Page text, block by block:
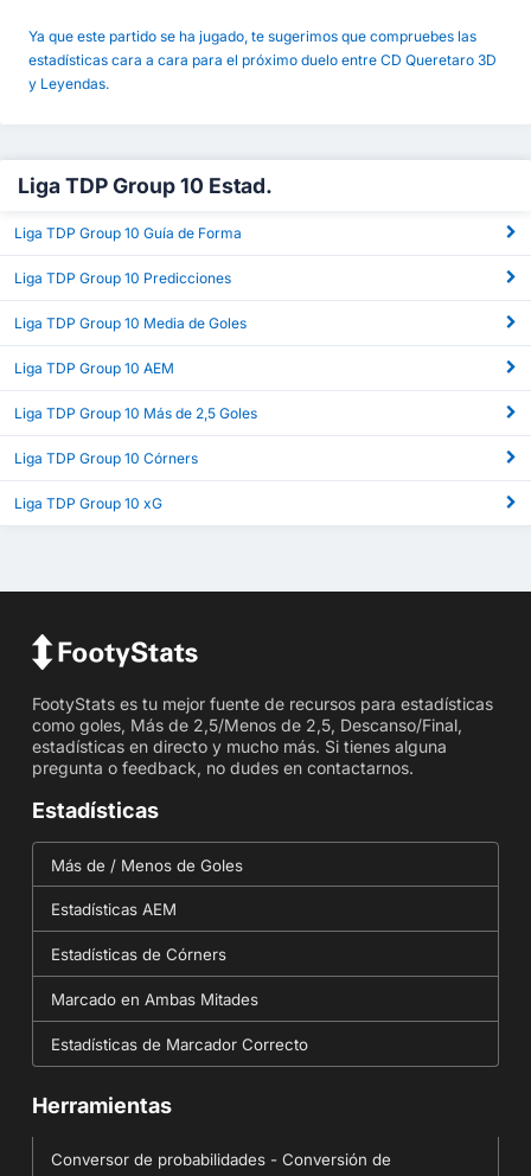
Ya que este partido se ha jugado, te sugerimos que compruebes las
estadísticas cara a cara para el próximo duelo entre CD Queretaro 3D
y Leyendas.
Liga TDP Group 10 Estad.
Liga TDP Group 10 Guía de Forma
Liga TDP Group 10 Predicciones
Liga TDP Group 10 Media de Goles
Liga TDP Group 10 AEM
Liga TDP Group 10 Más de 2,5 Goles
Liga TDP Group 10 Córners
Liga TDP Group 10 xG
FootyStats es tu mejor fuente de recursos para estadísticas
como goles, Más de 2,5/Menos de 2,5, Descanso/Final,
estadísticas en directo y mucho más. Si tienes alguna
pregunta o feedback, no dudes en contactarnos.
Estadísticas
Más de / Menos de Goles
Estadísticas AEM
Estadísticas de Córners
Marcado en Ambas Mitades
Estadísticas de Marcador Correcto
Herramientas
Conversor de probabilidades - Conversión de